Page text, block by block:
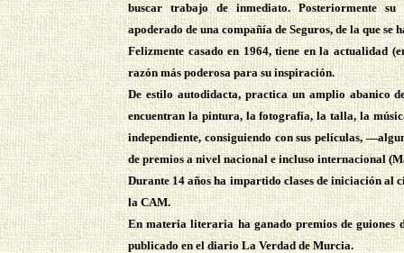
buscar trabajo de inmediato. Posteriormente
apoderado de una compañía de Seguros, de la que se
Felizmente casado en 1964, tiene en la actualidad
razón más poderosa para su inspiración.
De estilo autodidacta, practica un amplio abanico
encuentran la pintura, la fotografía, la talla, la
independiente, consiguiendo con sus películas,
de premios a nivel nacional e incluso internacional
Durante 14 años ha impartido clases de iniciación al
la CAM.
En materia literaria ha ganado premios de guiones
publicado en el diario La Verdad de Murcia.